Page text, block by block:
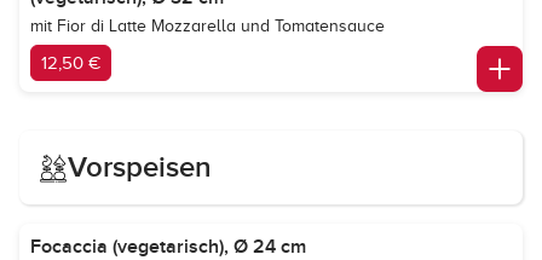
mit Fior di Latte Mozzarella und Tomatensauce
12,50 €
Vorspeisen
Focaccia (vegetarisch), Ø 24 cm